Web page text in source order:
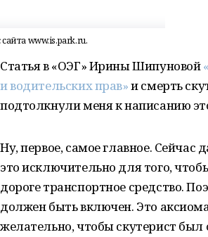
www.is.park.ru.
Статья в «ОЭГ» Ирины Шипуновой
и водительских прав»и смерть
подтолкнули меня к написанию
Ну, первое, самое главное.
это исключительно для того,
дороге транспортное средство.
должен быть включен. Это
желательно, чтобы скутерист